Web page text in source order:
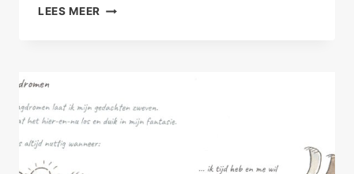
LEES MEER TUINDER